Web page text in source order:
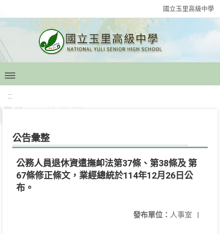
國立玉里高級中學
:::
公告彙整
公務人員退休資遣撫卹法第37條、第38條及 第
67條修正條文，業經總統於114年12月26日公
布。
發布單位： 人事室 |